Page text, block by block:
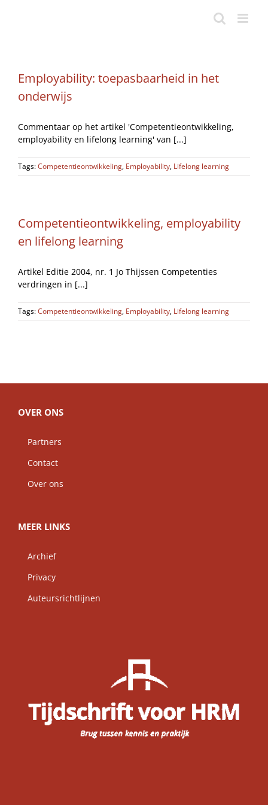
Employability: toepasbaarheid in het
onderwijs
Commentaar op het artikel 'Competentieontwikkeling,
employability en lifelong learning' van [...]
Tags:Competentieontwikkeling, Employability, Lifelong learning
Competentieontwikkeling, employability
en lifelong learning
Artikel Editie 2004, nr. 1 Jo Thijssen Competenties
verdringen in [...]
Tags:Competentieontwikkeling, Employability, Lifelong learning
OVER ONS
Partners
Contact
Over ons
MEER LINKS
Archief
Privacy
Auteursrichtlijnen